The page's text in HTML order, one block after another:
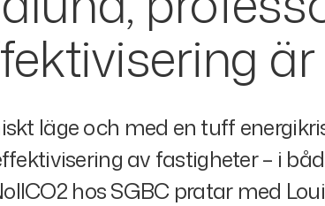
läge och med en tuff
av fastigheter – i
hos SGBC pratar med